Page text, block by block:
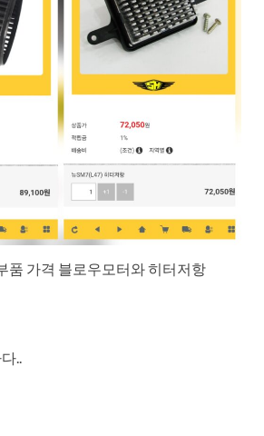
품 가격 블로우모터와 히터저항
..